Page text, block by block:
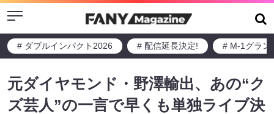
Menu
# ダブルインパクト2026 # 配信延長決定! # M-1グラン
元ダイヤモンド・野澤輸出、あの“ク
ズ芸人”の一言で早くも単独ライブ決